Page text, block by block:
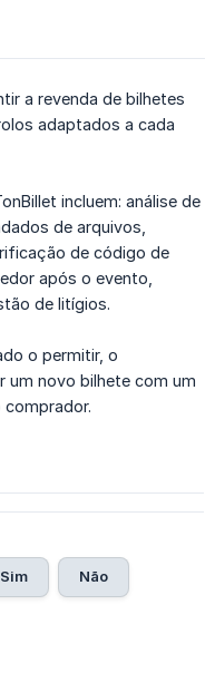
a revenda de bilhetes
adaptados a cada
incluem: análise de
de arquivos,
de código de
após o evento,
de litígios.
o permitir, o
um novo bilhete com um
Sim Não